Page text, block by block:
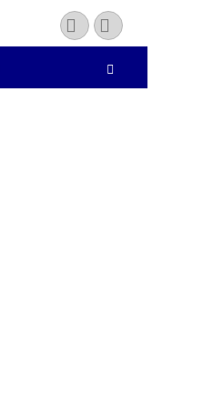
YouTubeInstagram